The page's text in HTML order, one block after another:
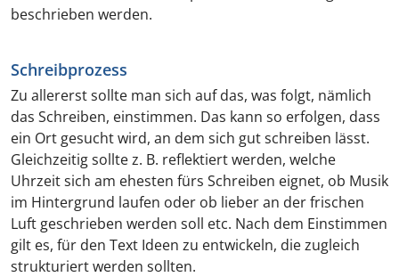
beschrieben werden.
Schreibprozess
Zu allererst sollte man sich auf das, was folgt, nämlich
das Schreiben, einstimmen. Das kann so erfolgen, dass
ein Ort gesucht wird, an dem sich gut schreiben lässt.
Gleichzeitig sollte z. B. reflektiert werden, welche
Uhrzeit sich am ehesten fürs Schreiben eignet, ob Musik
im Hintergrund laufen oder ob lieber an der frischen
Luft geschrieben werden soll etc. Nach dem Einstimmen
gilt es, für den Text Ideen zu entwickeln, die zugleich
strukturiert werden sollten.